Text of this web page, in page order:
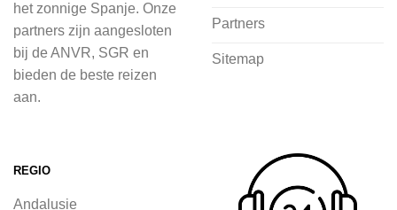
Bij 2Spanje.nl begint de voorpret al
voordat je het vliegtuig instapt, door
inspiratie op te doen over dit zonnige
vliegvakantie zoeken en boeken bij
2Spanje.nl, met een team dat altijd
het zonnige Spanje. Onze
partners zijn aangesloten
bij de ANVR, SGR en
bieden de beste reizen
aan.
Partners
Sitemap
REGIO
Andalusie